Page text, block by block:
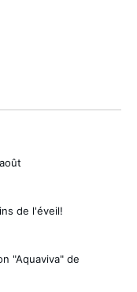
de l'éveil!
"Aquaviva" de